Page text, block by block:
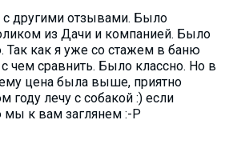
с другими отзывами. Было
из Дачи и компанией. Было
Так как я уже со стажем в баню
с чем сравнить. Было классно. Но в
цена была выше, приятно
году лечу с собакой :) если
мы к вам заглянем :-Р